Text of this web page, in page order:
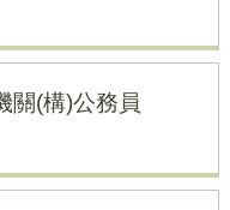
關(構)公務員